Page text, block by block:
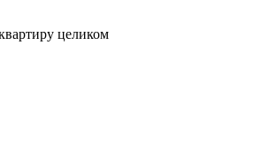
целиком